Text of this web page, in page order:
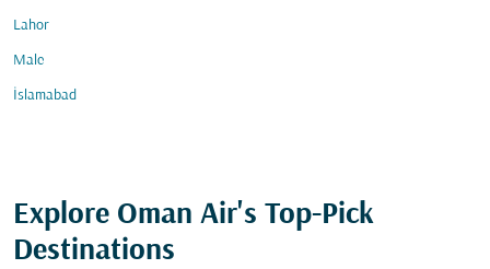
Lahor
Male
İslamabad
Explore Oman Air's Top-Pick
Destinations